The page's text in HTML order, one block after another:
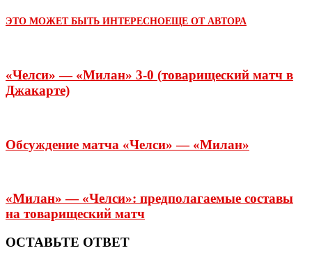
ЭТО МОЖЕТ БЫТЬ ИНТЕРЕСНОЕЩЕ ОТ АВТОРА
«Челси» — «Милан» 3-0 (товарищеский матч в
Джакарте)
Обсуждение матча «Челси» — «Милан»
«Милан» — «Челси»: предполагаемые составы
на товарищеский матч
ОСТАВЬТЕ ОТВЕТ